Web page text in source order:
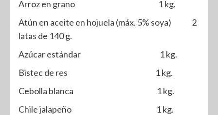
Arroz en grano 1 kg.
Atún en aceite en hojuela (máx. 5% soya) 2
latas de 140 g.
Azúcar estándar 1 kg.
Bistec de res 1 kg.
Cebolla blanca 1 kg.
Chile jalapeño 1 kg.